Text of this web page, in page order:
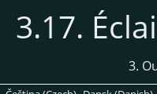
3.17.
3.